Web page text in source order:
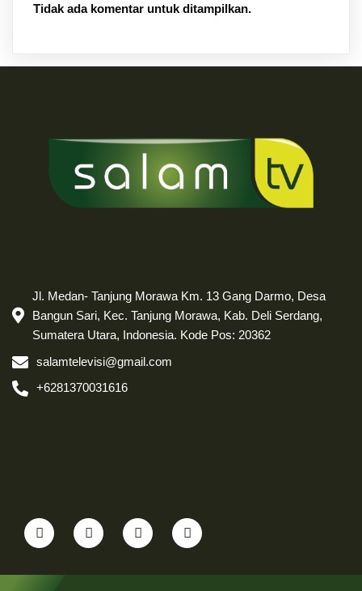
Tidak ada komentar untuk ditampilkan.
Jl. Medan- Tanjung Morawa Km. 13 Gang Darmo, Desa
Bangun Sari, Kec. Tanjung Morawa, Kab. Deli Serdang,
Sumatera Utara, Indonesia. Kode Pos: 20362
salamtelevisi@gmail.com
+6281370031616